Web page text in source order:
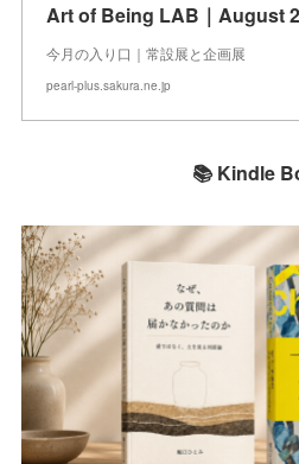
Art of Being LAB｜August
今月の入り口｜常設展と企画展
pearl-plus.sakura.ne.jp
📚 Kindle